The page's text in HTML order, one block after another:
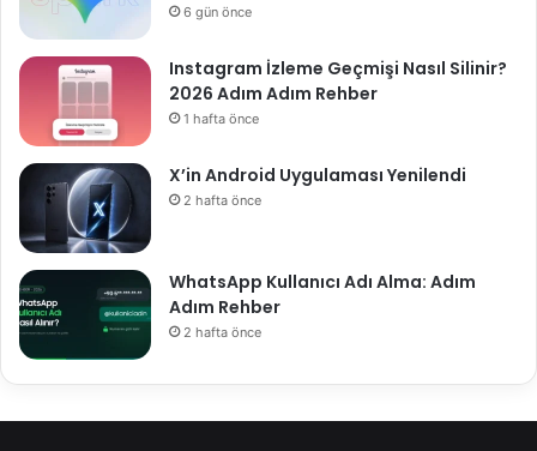
6 gün önce
Instagram İzleme Geçmişi Nasıl Silinir?
2026 Adım Adım Rehber
1 hafta önce
X’in Android Uygulaması Yenilendi
2 hafta önce
WhatsApp Kullanıcı Adı Alma: Adım
Adım Rehber
2 hafta önce